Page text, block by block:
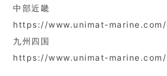
中部近畿
https://www.unimat-
九州四国
https://www.unimat-